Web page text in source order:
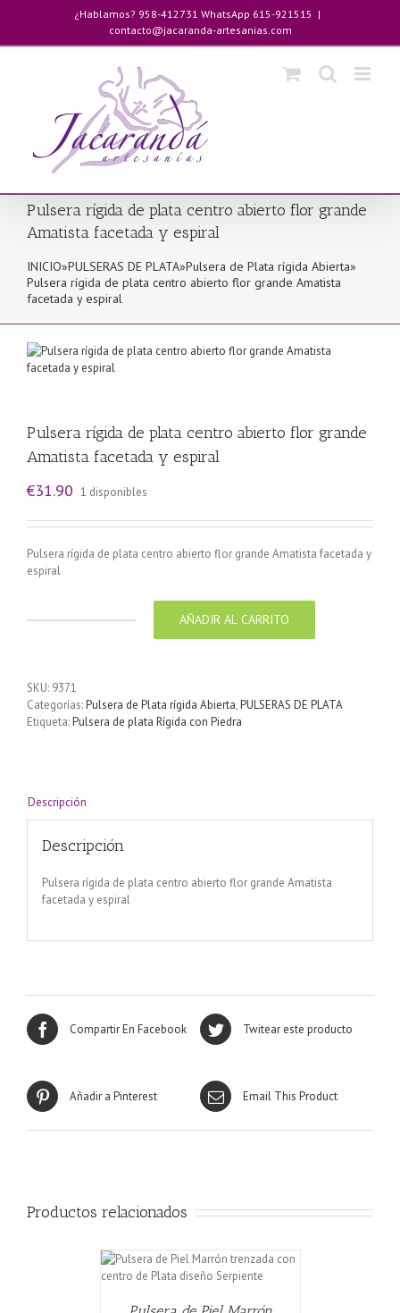
contenido
¿Hablamos? 958-412731 WhatsApp 615-921515 |
contacto@jacaranda-artesanias.com
Pulsera rígida de plata centro abierto flor grande
Amatista facetada y espiral
INICIO»PULSERAS DE PLATA»Pulsera de Plata rígida Abierta»
Pulsera rígida de plata centro abierto flor grande Amatista
facetada y espiral
Pulsera rígida de plata centro abierto flor grande
Amatista facetada y espiral
€31.90 1 disponibles
Pulsera rígida de plata centro abierto flor grande Amatista facetada y
espiral
abierto
flor
y
AÑADIR AL CARRITO
SKU: 9371
Categorías:Pulsera de Plata rígida Abierta,PULSERAS DE PLATA
Etiqueta:Pulsera de plata Rígida con Piedra
Descripción
Descripción
Pulsera rígida de plata centro abierto flor grande Amatista
facetada y espiral
Compartir En Facebook Twitear este producto
Añadir a Pinterest Email This Product
Productos relacionados